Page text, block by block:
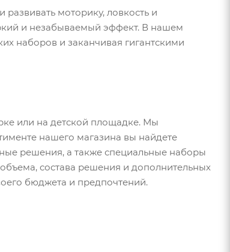
моторику, ловкость и
и незабываемый эффект. В нашем
наборов и заканчивая гигантскими
или на детской площадке. Мы
нашего магазина вы найдете
решения, а также специальные наборы
состава решения и дополнительных
бюджета и предпочтений.